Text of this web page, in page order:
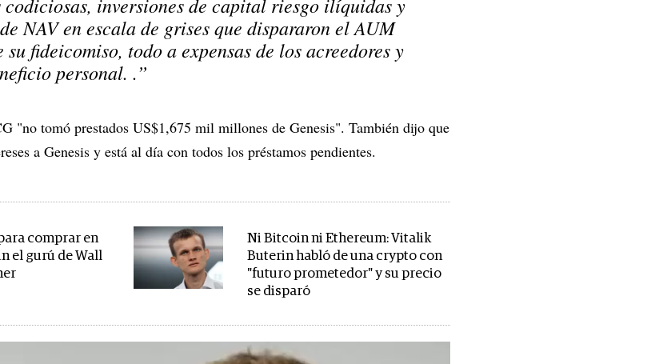
NAV en escala de grises que dispararon el AUM
fideicomiso, todo a expensas de los acreedores y
personal. .”
"no tomó prestados US$1,675 mil millones de Genesis". También dijo que
a Genesis y está al día con todos los préstamos pendientes.
comprar en
el gurú de Wall
Ni Bitcoin ni Ethereum: Vitalik
Buterin habló de una crypto con
"futuro prometedor" y su precio
se disparó